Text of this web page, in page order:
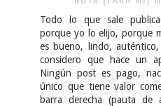
Todo lo que sale
porque yo lo elijo, porque
es bueno, lindo,
considero que hace un
Ningún post es pago,
único que tiene valor
barra derecha (pauta de